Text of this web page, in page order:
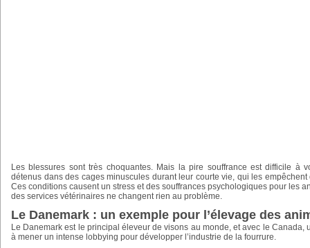
Les blessures sont très choquantes. Mais la pire souffrance est difficile à
détenus dans des cages minuscules durant leur courte vie, qui les empêchent
Ces conditions causent un stress et des souffrances psychologiques pour les
des services vétérinaires ne changent rien au problème.
Le Danemark : un exemple pour l’élevage des
Le Danemark est le principal éleveur de visons au monde, et avec le Canada,
à mener un intense lobbying pour développer l’industrie de la fourrure.